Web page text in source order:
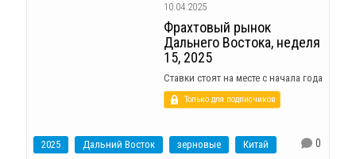
10.04.2025
Фрахтовый рынок
Дальнего Востока, неделя
15, 2025
Ставки стоят на месте с начала года
Только для подписчиков
2025 Дальний Восток зерновые Китай 0